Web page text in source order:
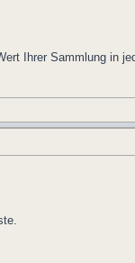
Ihrer Sammlung in